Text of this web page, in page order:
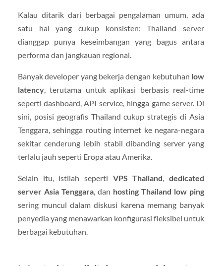
Kalau ditarik dari berbagai pengalaman umum, ada
satu hal yang cukup konsisten: Thailand server
dianggap punya keseimbangan yang bagus antara
performa dan jangkauan regional.
Banyak developer yang bekerja dengan kebutuhan low
latency, terutama untuk aplikasi berbasis real-time
seperti dashboard, API service, hingga game server. Di
sini, posisi geografis Thailand cukup strategis di Asia
Tenggara, sehingga routing internet ke negara-negara
sekitar cenderung lebih stabil dibanding server yang
terlalu jauh seperti Eropa atau Amerika.
Selain itu, istilah seperti VPS Thailand,dedicated
server Asia Tenggara, dan hosting Thailand low ping
sering muncul dalam diskusi karena memang banyak
penyedia yang menawarkan konfigurasi fleksibel untuk
berbagai kebutuhan.